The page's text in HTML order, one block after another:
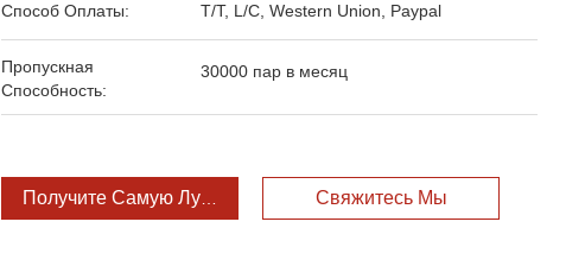
Способ Оплаты: T/T, L/C, Western Union, Paypal
Пропускная
Способность:
30000 пар в месяц
Получите Самую Лучшую Цену Свяжитесь Мы